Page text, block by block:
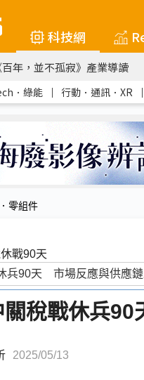
科技網
百年，並不孤寂》產業導讀
．綠能 ｜ 行動．通訊．XR ｜
零組件
戰90天
關稅戰休兵
2025/05/13